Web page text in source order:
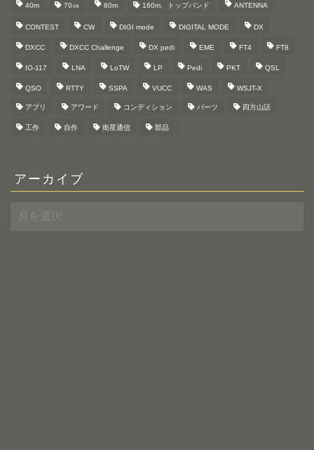
40m 70㎝ 80m 160m、トップバンド ANTENNA
CONTEST CW DIGI mode DIGITAL MODE DX
DXCC DXCC Challenge DX pedi EME FT4 FT8
IO-117 LNA LoTW LP Pedi PKT QSL
QSO RTTY SSPA VUCC WAS WSJT-X
アプリ アワード コンディション パーツ 四方山話
工作 自作 衛星通信 部品
アーカイブ
ー